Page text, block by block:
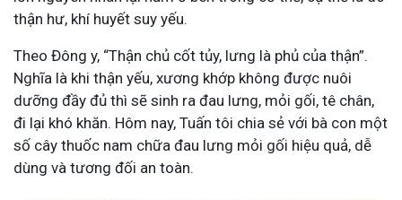
thận hư, khí huyết suy yếu.
Theo Đông y, “Thận chủ cốt tủy, lưng là phủ của thận”.
Nghĩa là khi thận yếu, xương khớp không được nuôi
dưỡng đầy đủ thì sẽ sinh ra đau lưng, mỏi gối, tê chân,
đi lại khó khăn. Hôm nay, Tuấn tôi chia sẻ với bà con một
số cây thuốc nam chữa đau lưng mỏi gối hiệu quả, dễ
dùng và tương đối an toàn.